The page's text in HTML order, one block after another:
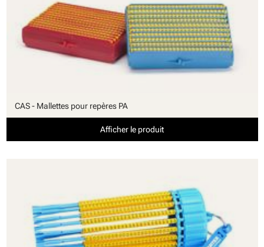
CAS - Mallettes pour repères PA
Afficher le produit